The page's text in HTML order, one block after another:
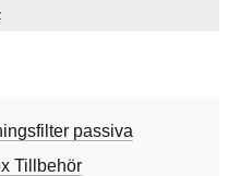
passiva
Tillbehör